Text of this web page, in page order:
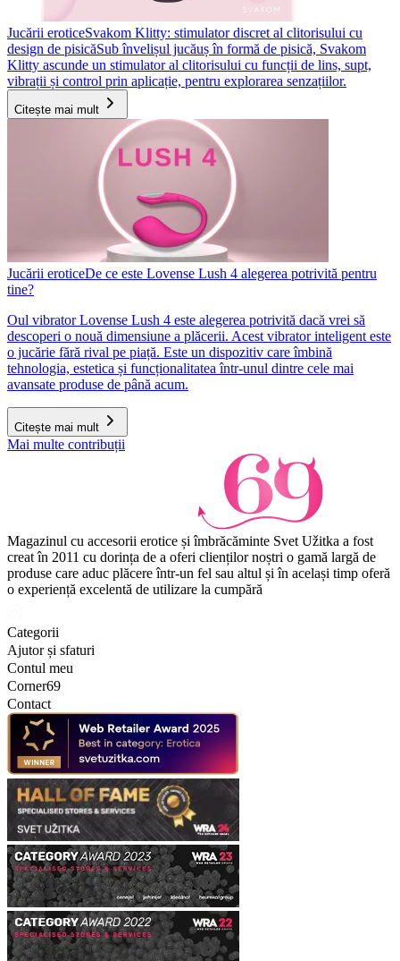
Jucării eroticeSvakom Klitty: stimulator discret al clitorisului cu
design de pisicăSub învelișul jucăuș în formă de pisică, Svakom
Klitty ascunde un stimulator al clitorisului cu funcții de lins, supt,
vibrații și control prin aplicație, pentru explorarea senzațiilor.
Citește mai mult
Jucării eroticeDe ce este Lovense Lush 4 alegerea potrivită pentru
tine?
Oul vibrator Lovense Lush 4 este alegerea potrivită dacă vrei să
descoperi o nouă dimensiune a plăcerii. Acest vibrator inteligent este
o jucărie fără rival pe piață. Este un dispozitiv care îmbină
tehnologia, estetica și funcționalitatea într-unul dintre cele mai
avansate produse de până acum.
Citește mai mult
Mai multe contribuții
Magazinul cu accesorii erotice și îmbrăcăminte Svet Užitka a fost
creat în 2011 cu dorința de a oferi clienților noștri o gamă largă de
produse care aduc plăcere într-un fel sau altul și în același timp oferă
o experiență excelentă de utilizare la cumpără
Categorii
Ajutor și sfaturi
Contul meu
Corner69
Contact